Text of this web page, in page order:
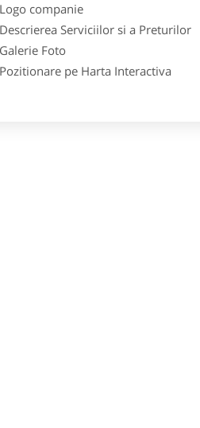
companie
Serviciilor si a Preturilor
Foto
pe Harta Interactiva